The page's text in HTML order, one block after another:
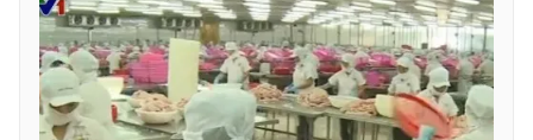
VTV Money VTV Thể thao
VTV Sức khoẻ Bất động sản